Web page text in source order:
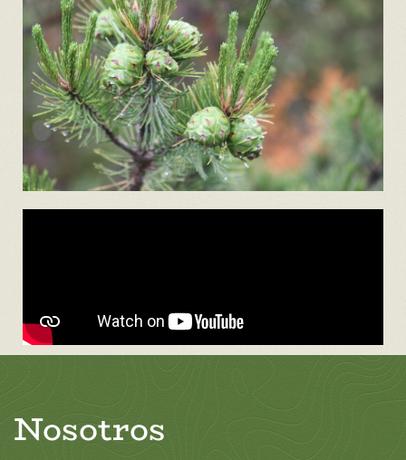
Nosotros